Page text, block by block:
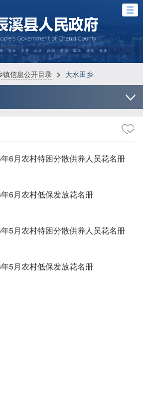
镇信息公开目录 > 大水田乡
6月农村特困分散供养人员花名册
6月农村低保发放花名册
5月农村特困分散供养人员花名册
5月农村低保发放花名册